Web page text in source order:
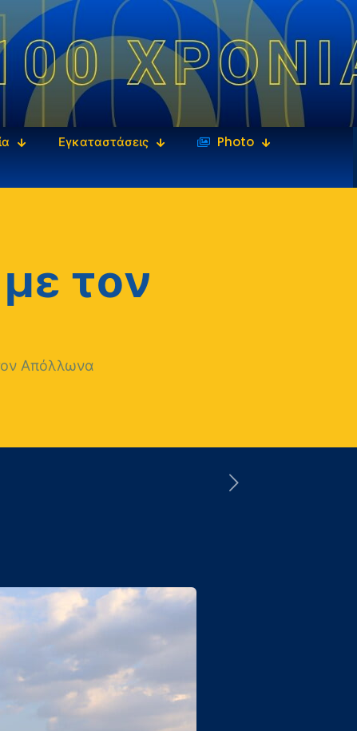
Εγκαταστάσεις
‎‏‏‎ ‎Photo
τον
Απόλλωνα